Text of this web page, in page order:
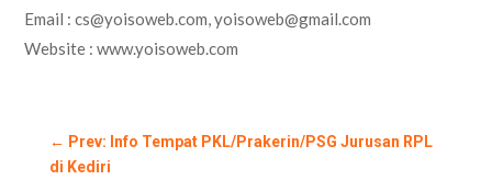
Email : cs@yoisoweb.com, yoisoweb@gmail.com
Website : www.yoisoweb.com
← Prev: Info Tempat PKL/Prakerin/PSG Jurusan RPL
di Kediri